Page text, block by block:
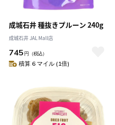
成城石井 種抜きプルーン 240g
成城石井 JAL Mall店
745 円 （税込）
積算 6 マイル (1倍)